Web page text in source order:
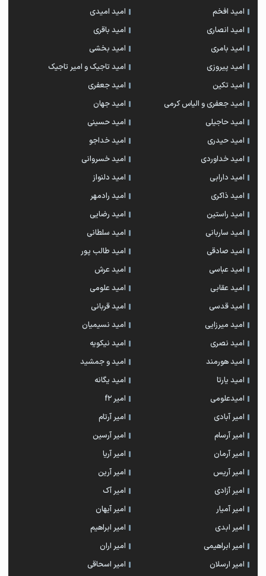
امید افخم
امید امیدی
امید انصاری
امید باقری
امید بامری
امید بخشی
امید پیروزی
امید تاجیک و امیر تاجیک
امید تکین
امید جعفری
امید جعفری و الیاس کرمی
امید جهان
امید حاجیلی
امید حسینی
امید حیدری
امید خداجو
امید خداوردی
امید خسروانی
امید دارابی
امید دلنواز
امید ذاکری
امید رادمهر
امید راستین
امید رضایی
امید ساربانی
امید سلطانی
امید صادقی
امید طالب پور
امید عباسی
امید عرش
امید عقابی
امید علومی
امید قدسی
امید قربانی
امید میرزایی
امید نسیمیان
امید نصری
امید نیکویه
امید هورمند
امید و جمشید
امید یارتا
امید یگانه
امیدعلومی
امیر f2
امیر آبادی
امیر آرتام
امیر آرسام
امیر آرسین
امیر آرمان
امیر آریا
امیر آریس
امیر آرین
امیر آزادی
امیر آک
امیر آمیار
امیر آیهان
امیر ابدی
امیر ابراهیم
امیر ابراهیمی
امیر اران
امیر ارسلان
امیر اسحاقی